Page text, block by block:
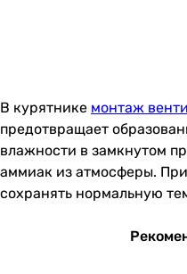
В курятнике монтаж
предотвращает
влажности в замкнутом
аммиак из атмосферы.
сохранять нормальную